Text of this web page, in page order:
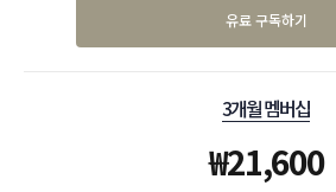
유료 구독하기
3개월 멤버십
₩21,600